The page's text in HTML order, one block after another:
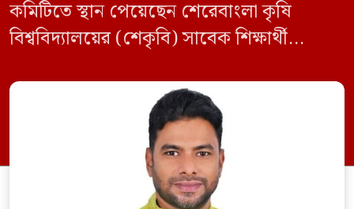
কমিটিতে স্থান পেয়েছেন শেরেবাংলা কৃষি
বিশ্ববিদ্যালয়ের (শেকৃবি) সাবেক শিক্ষার্থী
তাকে কেন্দ্রীয় কৃষি বিষয়ক সম্পাদক হিসেবে
দায়িত্ব দেওয়া হয়েছে। বৃহস্পতিবার বিএনপির
সিনিয়র যুগ্ম মহাসচিব রুহুল কবির রিজভী
স্বাক্ষরিত এক বিজ্ঞপ্তিতে নতুন কমিটির
অনুমোদনের বিষয়টি জানানো হয়। কমিটিতে